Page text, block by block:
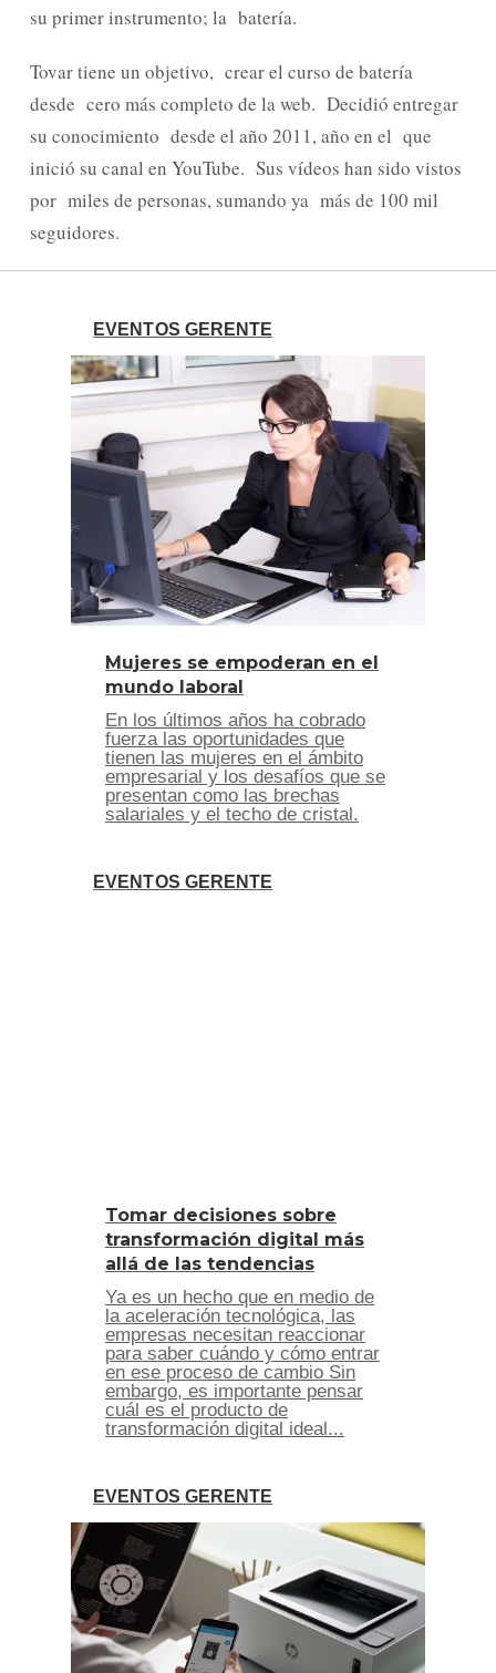
su primer instrumento; la batería.
Tovar tiene un objetivo, crear el curso de batería
desde cero más completo de la web. Decidió entregar
su conocimiento desde el año 2011, año en el que
inició su canal en YouTube. Sus vídeos han sido vistos
por miles de personas, sumando ya más de 100 mil
seguidores.
EVENTOS GERENTE
Mujeres se empoderan en el
mundo laboral
En los últimos años ha cobrado
fuerza las oportunidades que
tienen las mujeres en el ámbito
empresarial y los desafíos que se
presentan como las brechas
salariales y el techo de cristal.
EVENTOS GERENTE
Tomar decisiones sobre
transformación digital más
allá de las tendencias
Ya es un hecho que en medio de
la aceleración tecnológica, las
empresas necesitan reaccionar
para saber cuándo y cómo entrar
en ese proceso de cambio Sin
embargo, es importante pensar
cuál es el producto de
transformación digital ideal...
EVENTOS GERENTE